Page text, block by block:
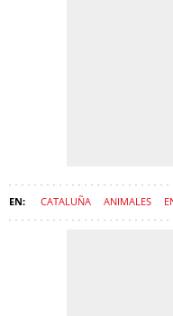
CATALUÑA ANIMALES